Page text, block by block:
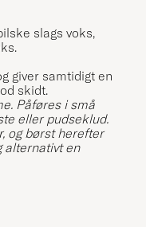
slags voks,
giver samtidigt en
skidt.
Påføres i små
eller pudseklud.
og børst herefter
alternativt en